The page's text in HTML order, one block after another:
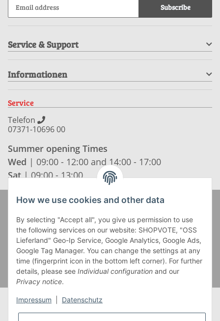
Subscribe
Service & Support
Informationen
Service
Telefon
07371-10696 00
Summer opening Times
Wed | 09:00 - 12:00 and 14:00 - 17:00
Sat | 09:00 - 13:00
How we use cookies and other data
By selecting "Accept all", you give us permission to use
the following services on our website: SHOPVOTE, "OSS
Lieferland" Geo-Ip Service, Google Analytics, Google Ads,
Google Tag Manager. You can change the settings at any
time (fingerprint icon in the bottom left corner). For further
details, please see Individual configuration and our
Privacy notice.
Impressum Datenschutz